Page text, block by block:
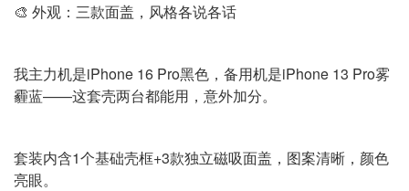
🎨 外观：三款面盖，风格各说各话
我主力机是iPhone 16 Pro黑色，备用机是iPhone 13 Pro雾
霾蓝——这套壳两台都能用，意外加分。
套装内含1个基础壳框+3款独立磁吸面盖，图案清晰，颜色
亮眼。